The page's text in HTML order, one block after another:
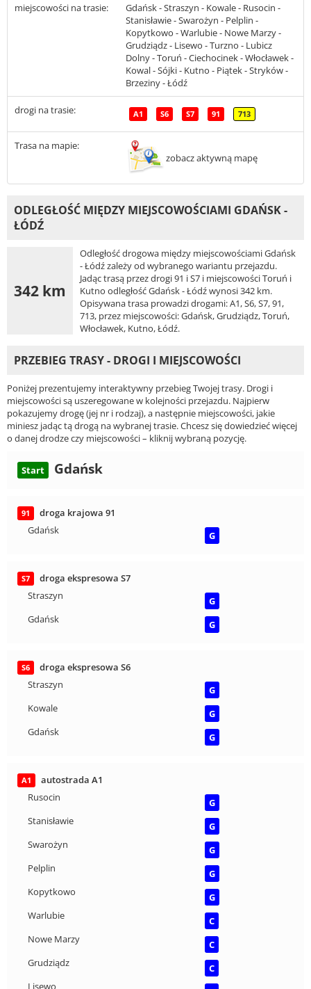
miejscowości na trasie:
Gdańsk - Straszyn - Kowale - Rusocin -
Stanisławie - Swarożyn - Pelplin -
Kopytkowo - Warlubie - Nowe Marzy -
Grudziądz - Lisewo - Turzno - Lubicz
Dolny - Toruń - Ciechocinek - Włocławek -
Kowal - Sójki - Kutno - Piątek - Stryków -
Brzeziny - Łódź
drogi na trasie: A1 S6 S7 91 713
Trasa na mapie:
zobacz aktywną mapę
ODLEGŁOŚĆ MIĘDZY MIEJSCOWOŚCIAMI GDAŃSK -
ŁÓDŹ
342 km
Odległość drogowa między miejscowościami Gdańsk
- Łódź zależy od wybranego wariantu przejazdu.
Jadąc trasą przez drogi 91 i S7 i miejscowości Toruń i
Kutno odległość Gdańsk - Łódź wynosi 342 km.
Opisywana trasa prowadzi drogami: A1, S6, S7, 91,
713, przez miejscowości: Gdańsk, Grudziądz, Toruń,
Włocławek, Kutno, Łódź.
PRZEBIEG TRASY - DROGI I MIEJSCOWOŚCI
Poniżej prezentujemy interaktywny przebieg Twojej trasy. Drogi i
miejscowości są uszeregowane w kolejności przejazdu. Najpierw
pokazujemy drogę (jej nr i rodzaj), a następnie miejscowości, jakie
miniesz jadąc tą drogą na wybranej trasie. Chcesz się dowiedzieć więcej
o danej drodze czy miejscowości – kliknij wybraną pozycję.
Start Gdańsk
91
droga krajowa 91
Gdańsk
G
S7
droga ekspresowa S7
Straszyn
G
Gdańsk
G
S6
droga ekspresowa S6
Straszyn
G
Kowale
G
Gdańsk
G
A1
autostrada A1
Rusocin
G
Stanisławie
G
Swarożyn
G
Pelplin
G
Kopytkowo
G
Warlubie
C
Nowe Marzy
C
Grudziądz
C
Lisewo